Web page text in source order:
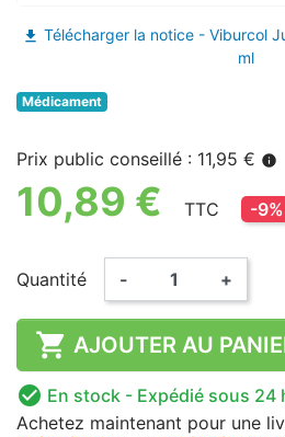
file_download Télécharger la notice - Viburcol
ml
Médicament
Prix public conseillé : 11,95 € info
10,89 € TTC -9%
Quantité - +
 AJOUTER AU
 En stock - Expédié sous 24
Achetez maintenant pour une